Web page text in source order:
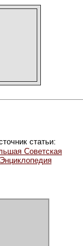
статьи:
Советская
Энциклопедия